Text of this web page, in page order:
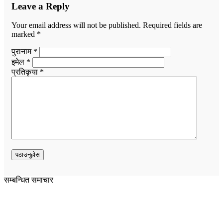
Leave a Reply
Your email address will not be published. Required fields are
marked *
पुरानाम *
इमेल *
प्रतिकृया *
सम्बन्धित समाचार